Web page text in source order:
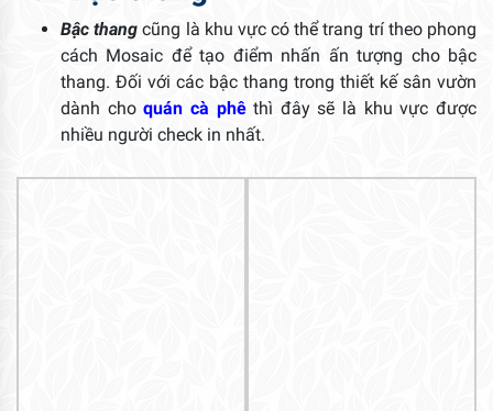
Bậc thang cũng là khu vực có thể trang trí theo phong
cách Mosaic để tạo điểm nhấn ấn tượng cho bậc
thang. Đối với các bậc thang trong thiết kế sân vườn
dành choquán cà phêthì đây sẽ là khu vực được
nhiều người check in nhất.